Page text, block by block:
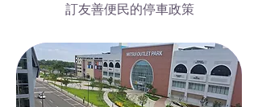
訂友善便民的停車政策